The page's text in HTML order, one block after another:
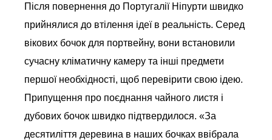
Після повернення до Португалії Ніпурти швидко
прийнялися до втілення ідеї в реальність. Серед
вікових бочок для портвейну, вони встановили
сучасну кліматичну камеру та інші предмети
першої необхідності, щоб перевірити свою ідею.
Припущення про поєднання чайного листя і
дубових бочок швидко підтвердилося. «За
десятиліття деревина в наших бочках ввібрала